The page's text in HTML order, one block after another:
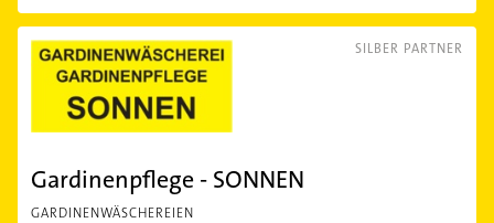
SILBER PARTNER
Gardinenpflege - SONNEN
GARDINENWÄSCHEREIEN